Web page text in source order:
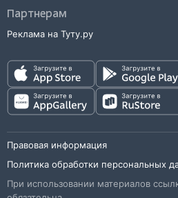
Партнерам
Реклама на Туту.ру
Правовая информация
Политика обработки персональных
При использовании материалов